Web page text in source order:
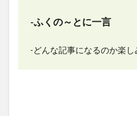
-ふくの～とに一言
-どんな記事になるのか楽し